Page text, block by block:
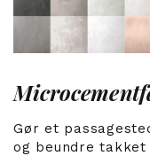
Gør et
og beundre